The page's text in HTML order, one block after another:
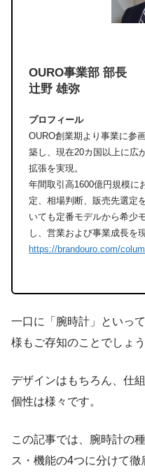
OURO事業部 部長
辻野 雄弥
プロフィール
OURO創業期より事業に参
築し、現在20カ国以上に広
拡張を実現。
年間取引高1600億円規模に
定、相場判断、販売先選定
いても定番モデルから希少
し、営業および事業成長を
https://brandouro.com/
一口に「腕時計」といっ
様もご存知のことでしょう
デザインはもちろん、仕
個性は様々です。
この記事では、腕時計の
ス・機能の4つに分けて徹